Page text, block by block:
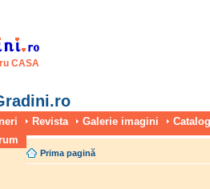
CASA
Revista Galerie imagini
Prima pagină